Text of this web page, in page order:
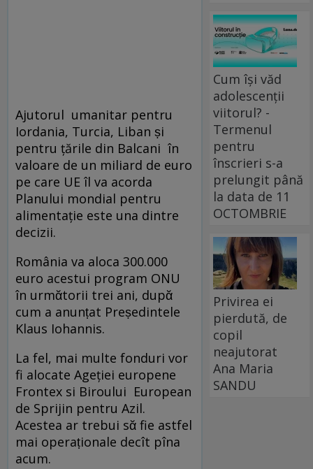
Ajutorul umanitar pentru
Iordania, Turcia, Liban ṣi
pentru țările din Balcani în
valoare de un miliard de euro
pe care UE îl va acorda
Planului mondial pentru
alimentație este una dintre
decizii.
România va aloca 300.000
euro acestui program ONU
în urmᾰtorii trei ani, dupᾰ
cum a anunṭat Preṣedintele
Klaus Iohannis.
La fel, mai multe fonduri vor
fi alocate Ageției europene
Frontex si Biroului European
de Sprijin pentru Azil.
Acestea ar trebui sᾰ fie astfel
mai operaṭionale decît pîna
acum.
Cum își văd
adolescenții
viitorul? -
Termenul
pentru
înscrieri s-a
prelungit până
la data de 11
OCTOMBRIE
Privirea ei
pierdută, de
copil
neajutorat
Ana Maria
SANDU